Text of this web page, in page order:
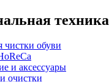
техника
обуви
и аксессуары
очистки